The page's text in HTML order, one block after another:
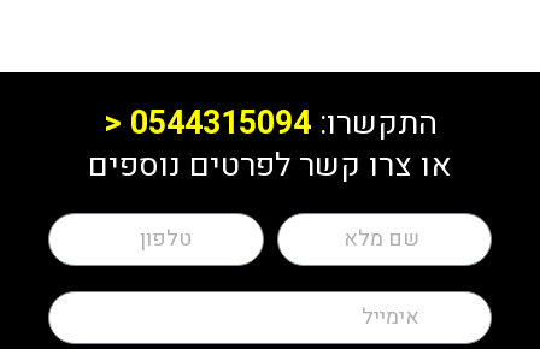
התקשרו:0544315094
<
או צרו קשר לפרטים נוספים